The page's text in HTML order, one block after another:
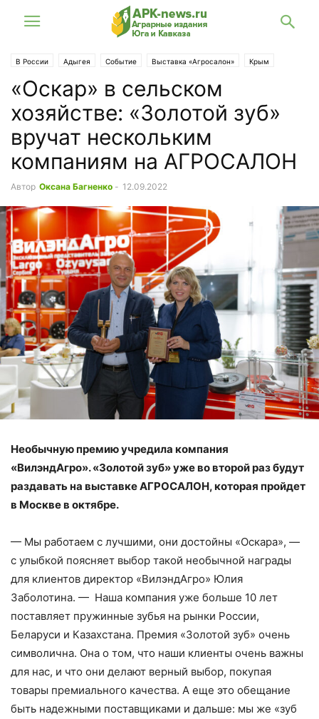
В России Адыгея Событие Выставка «Агросалон» Крым
Кубань
«Оскар» в сельском
хозяйстве: «Золотой зуб»
вручат нескольким
компаниям на АГРОСАЛОН
Автор Оксана Багненко - 12.09.2022
Необычную премию учредила компания
«ВилэндАгро». «Золотой зуб» уже во второй раз будут
раздавать на выставке АГРОСАЛОН, которая пройдет
в Москве в октябре.
— Мы работаем с лучшими, они достойны «Оскара», —
с улыбкой поясняет выбор такой необычной награды
для клиентов директор «ВилэндАгро» Юлия
Заболотина. — Наша компания уже больше 10 лет
поставляет пружинные зубья на рынки России,
Беларуси и Казахстана. Премия «Золотой зуб» очень
символична. Она о том, что наши клиенты очень важны
для нас, и что они делают верный выбор, покупая
товары премиального качества. А еще это обещание
быть надежными поставщиками и дальше: мы же «зуб